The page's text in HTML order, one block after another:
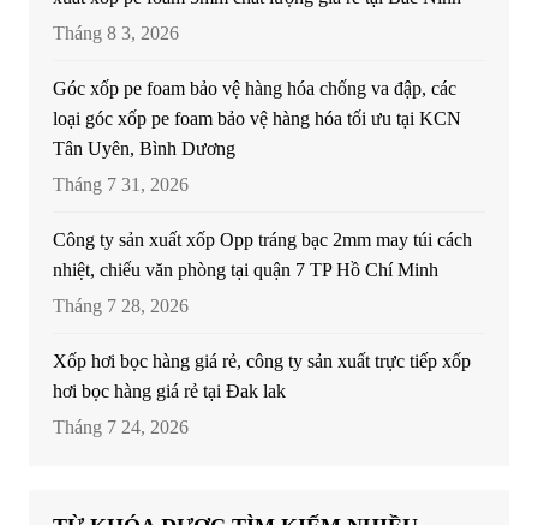
Tháng 8 3, 2026
Góc xốp pe foam bảo vệ hàng hóa chống va đập, các
loại góc xốp pe foam bảo vệ hàng hóa tối ưu tại KCN
Tân Uyên, Bình Dương
Tháng 7 31, 2026
Công ty sản xuất xốp Opp tráng bạc 2mm may túi cách
nhiệt, chiếu văn phòng tại quận 7 TP Hồ Chí Minh
Tháng 7 28, 2026
Xốp hơi bọc hàng giá rẻ, công ty sản xuất trực tiếp xốp
hơi bọc hàng giá rẻ tại Đak lak
Tháng 7 24, 2026